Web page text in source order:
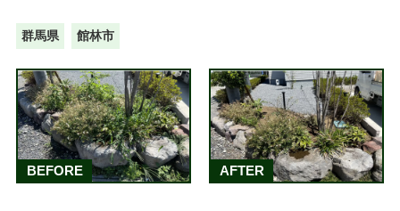
群馬県 館林市
BEFORE AFTER